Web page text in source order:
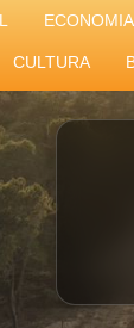
ECONOMIA
CULTURA